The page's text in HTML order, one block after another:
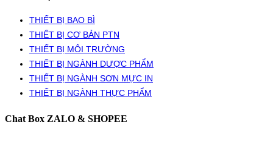
THIẾT BỊ BAO BÌ
THIẾT BỊ CƠ BẢN PTN
THIẾT BỊ MÔI TRƯỜNG
THIẾT BỊ NGÀNH DƯỢC PHẨM
THIẾT BỊ NGÀNH SƠN MỰC IN
THIẾT BỊ NGÀNH THỰC PHẨM
Chat Box ZALO & SHOPEE